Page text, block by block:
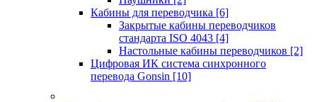
Кабины для переводчика [6]
Закрытые кабины переводчиков
стандарта ISO 4043 [4]
Настольные кабины переводчиков [2]
Цифровая ИК система синхронного
перевода Gonsin [10]